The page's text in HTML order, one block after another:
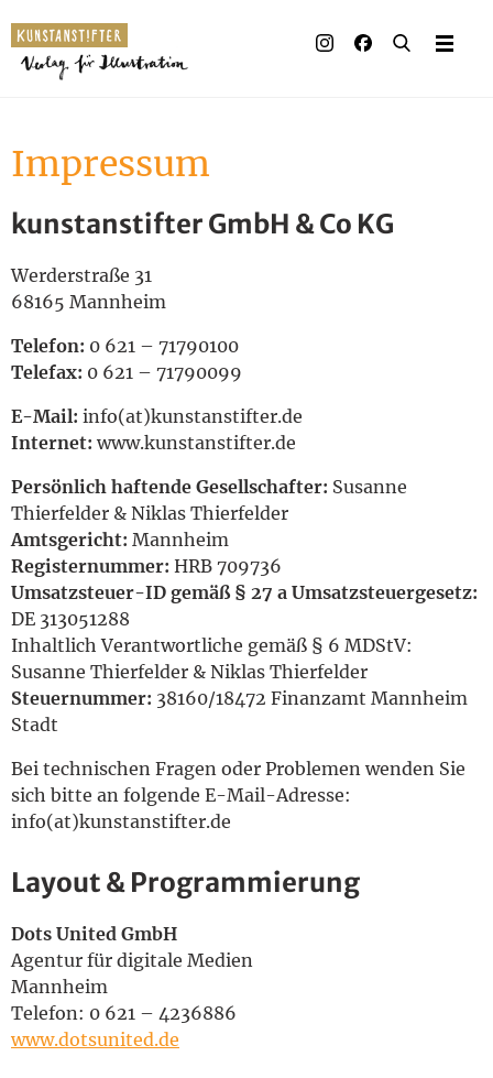
Impressum
kunstanstifter GmbH & Co KG
Werderstraße 31
68165 Mannheim
Telefon: 0 621 – 71790100
Telefax: 0 621 – 71790099
E-Mail: info(at)kunstanstifter.de
Internet: www.kunstanstifter.de
Persönlich haftende Gesellschafter: Susanne
Thierfelder & Niklas Thierfelder
Amtsgericht: Mannheim
Registernummer: HRB 709736
Umsatzsteuer-ID gemäß § 27 a Umsatzsteuergesetz:
DE 313051288
Inhaltlich Verantwortliche gemäß § 6 MDStV:
Susanne Thierfelder & Niklas Thierfelder
Steuernummer: 38160/18472 Finanzamt Mannheim
Stadt
Bei technischen Fragen oder Problemen wenden Sie
sich bitte an folgende E-Mail-Adresse:
info(at)kunstanstifter.de
Layout & Programmierung
Dots United GmbH
Agentur für digitale Medien
Mannheim
Telefon: 0 621 – 4236886
www.dotsunited.de
Auszeichnungen
Kontakt
English